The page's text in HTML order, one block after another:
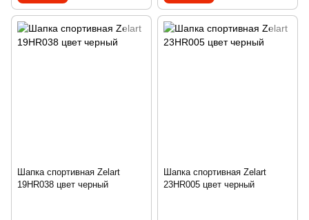
Шапка спортивная Zelart
19HR038 цвет черный
Шапка спортивная Zelart
23HR005 цвет черный